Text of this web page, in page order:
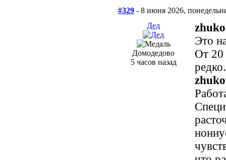
#329 - 8 июня 2026,
Дед
Домодедово
5 часов назад
Это
От 20
редко.